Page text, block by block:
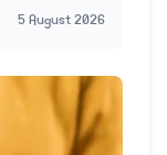
5 August 2026